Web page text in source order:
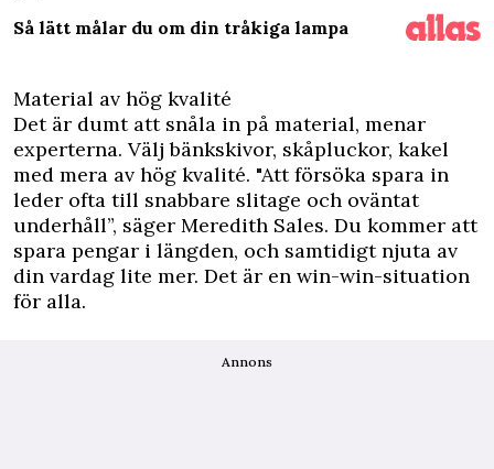
Så lätt målar du om din tråkiga lampa
Material av hög kvalité
Det är dumt att snåla in på material, menar
experterna. Välj bänkskivor, skåpluckor, kakel
med mera av hög kvalité. "Att försöka spara in
leder ofta till snabbare slitage och oväntat
underhåll”, säger Meredith Sales. Du kommer att
spara pengar i längden, och samtidigt njuta av
din vardag lite mer. Det är en win-win-situation
för alla.
Annons